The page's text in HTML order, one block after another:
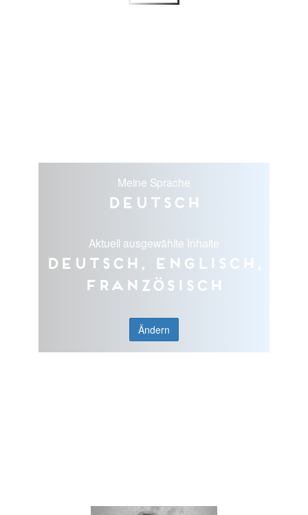
Meine Sprache
Deutsch
Aktuell ausgewählte Inhalte
Deutsch, Englisch,
Französisch
Ändern